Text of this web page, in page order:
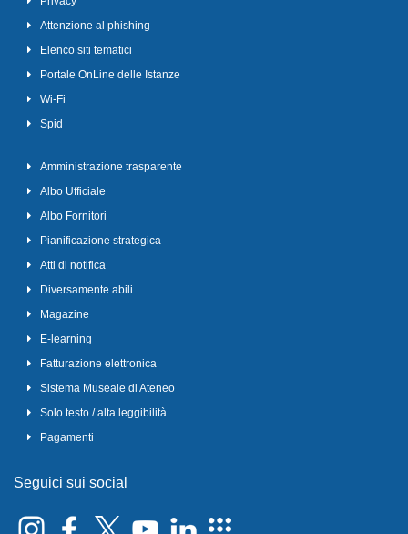
Attenzione al phishing
Elenco siti tematici
Portale OnLine delle Istanze
Wi-Fi
Spid
Amministrazione trasparente
Albo Ufficiale
Albo Fornitori
Pianificazione strategica
Atti di notifica
Diversamente abili
Magazine
E-learning
Fatturazione elettronica
Sistema Museale di Ateneo
Solo testo / alta leggibilità
Pagamenti
Seguici sui social